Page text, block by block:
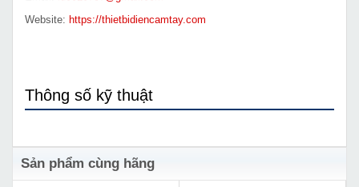
Website: https://thietbidiencamtay.com
Thông số kỹ thuật
Sản phẩm cùng hãng